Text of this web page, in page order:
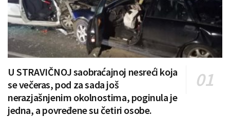
U STRAVIČNOJ saobraćajnoj nesreći koja
se večeras, pod za sada još
nerazjašnjenim okolnostima, poginula je
jedna, a povređene su četiri osobe.